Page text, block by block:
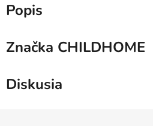
Popis
Značka CHILDHOME
Diskusia